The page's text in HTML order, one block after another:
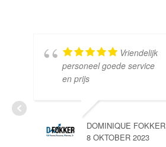
Vriendelijk
personeel goede service
en prijs
DOMINIQUE FOKKER
8 OKTOBER 2023